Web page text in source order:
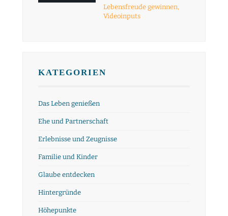
Lebensfreude gewinnen,
Videoinputs
KATEGORIEN
Das Leben genießen
Ehe und Partnerschaft
Erlebnisse und Zeugnisse
Familie und Kinder
Glaube entdecken
Hintergründe
Höhepunkte